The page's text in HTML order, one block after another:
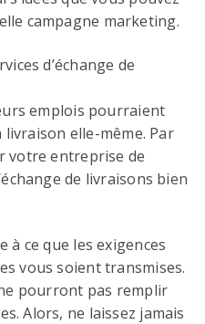
campagne marketing.
d’échange de
emplois pourraient
elle-même. Par
votre entreprise de
de livraisons bien
ce que les exigences
vous soient transmises.
pourront pas remplir
Alors, ne laissez jamais